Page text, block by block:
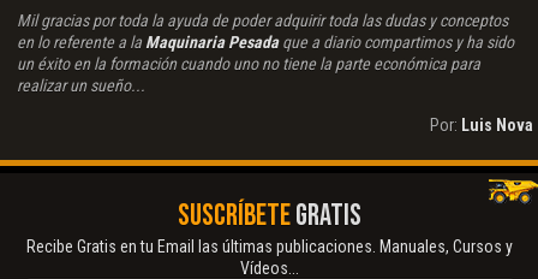
Mil gracias por toda la ayuda de poder adquirir toda las dudas y conceptos
en lo referente a la Maquinaria Pesadaque a diario compartimos y ha sido
un éxito en la formación cuando uno no tiene la parte económica para
realizar un sueño...
Por: Luis Nova
SUSCRÍBETEGRATIS
Recibe Gratis en tu Email las últimas publicaciones. Manuales, Cursos y
Vídeos...